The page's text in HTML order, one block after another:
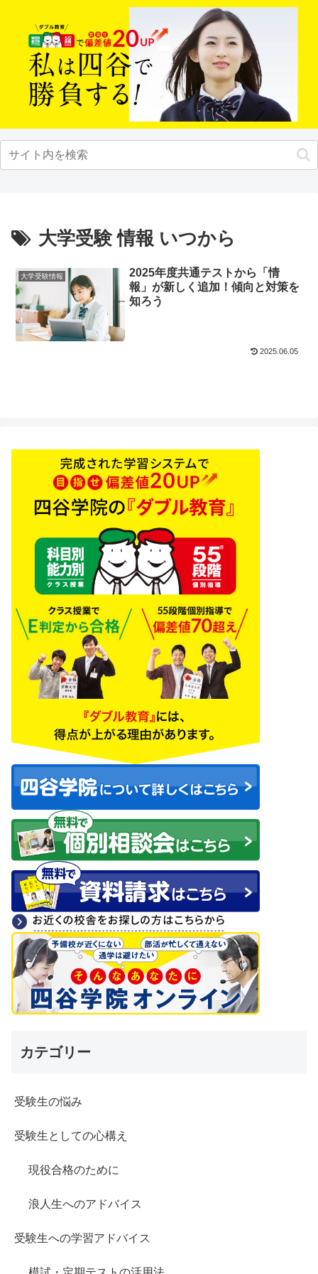
大学受験 情報 いつから
大学受験情報
2025年度共通テストから「情
報」が新しく追加！傾向と対策を
知ろう
2025.06.05
カテゴリー
受験生の悩み
受験生としての心構え
現役合格のために
浪人生へのアドバイス
受験生への学習アドバイス